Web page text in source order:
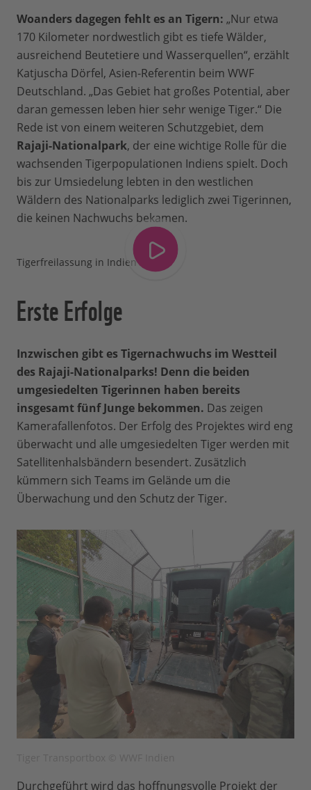
Woanders dagegen fehlt es an Tigern: „Nur etwa
170 Kilometer nordwestlich gibt es tiefe Wälder,
ausreichend Beutetiere und Wasserquellen“, erzählt
Katjuscha Dörfel, Asien-Referentin beim WWF
Deutschland. „Das Gebiet hat großes Potential, aber
daran gemessen leben hier sehr wenige Tiger.“ Die
Rede ist von einem weiteren Schutzgebiet, dem
Rajaji-Nationalpark, der eine wichtige Rolle für die
wachsenden Tigerpopulationen Indiens spielt. Doch
bis zur Umsiedelung lebten in den westlichen
Wäldern des Nationalparks lediglich zwei Tigerinnen,
die keinen Nachwuchs bekamen.
Tigerfreilassung in Indien
Erste Erfolge
Inzwischen gibt es Tigernachwuchs im Westteil
des Rajaji-Nationalparks! Denn die beiden
umgesiedelten Tigerinnen haben bereits
insgesamt fünf Junge bekommen. Das zeigen
Kamerafallenfotos. Der Erfolg des Projektes wird eng
überwacht und alle umgesiedelten Tiger werden mit
Satellitenhalsbändern besendert. Zusätzlich
kümmern sich Teams im Gelände um die
Überwachung und den Schutz der Tiger.
Durchgeführt wird das hoffnungsvolle Projekt der